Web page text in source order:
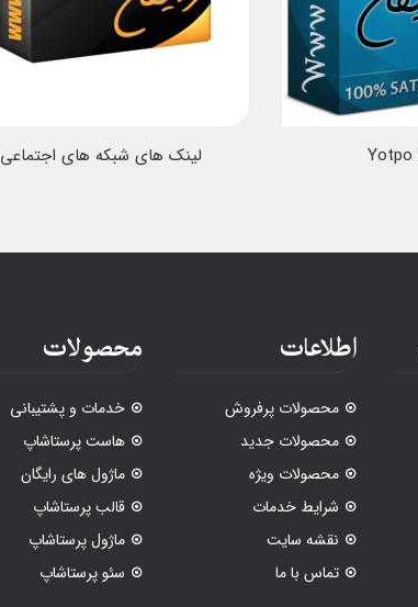
لینک های شبکه های اجتماعی
اطلاعات
محصولات پرفروش
محصولات جدید
محصولات ویژه
شرایط خدمات
نقشه سایت
تماس با ما
محصولات
خدمات و پشتیبانی
هاست پرستاشاپ
ماژول های رایگان
قالب پرستاشاپ
ماژول پرستاشاپ
سئو پرستاشاپ